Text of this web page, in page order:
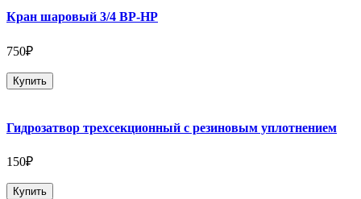
Кран шаровый 3/4 ВР-НР
750₽
Купить
Гидрозатвор трехсекционный с резиновым уплотнением
150₽
Купить